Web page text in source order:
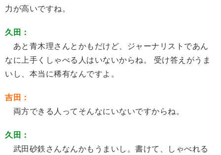
力が高いですね。
久田：
あと青木理さんとかもだけど、ジャーナリストであん
なに上手くしゃべる人はいないからね。 受け答えがうま
いし、本当に稀有なんですよ。
吉田：
両方できる人ってそんなにいないですからね。
久田：
武田砂鉄さんなんかもうまいし。書けて、しゃべれる